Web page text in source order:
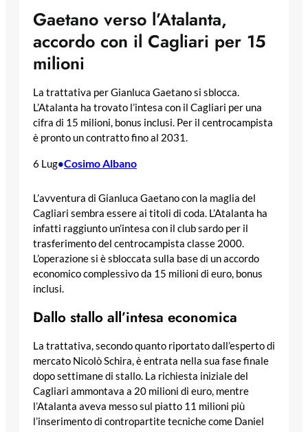
Gaetano verso l’Atalanta,
accordo con il Cagliari per 15
milioni
La trattativa per Gianluca Gaetano si sblocca.
L’Atalanta ha trovato l’intesa con il Cagliari per una
cifra di 15 milioni, bonus inclusi. Per il centrocampista
è pronto un contratto fino al 2031.
6 Lug•Cosimo Albano
L’avventura di Gianluca Gaetano con la maglia del
Cagliari sembra essere ai titoli di coda. L’Atalanta ha
infatti raggiunto un’intesa con il club sardo per il
trasferimento del centrocampista classe 2000.
L’operazione si è sbloccata sulla base di un accordo
economico complessivo da 15 milioni di euro, bonus
inclusi.
Dallo stallo all’intesa economica
La trattativa, secondo quanto riportato dall’esperto di
mercato Nicolò Schira, è entrata nella sua fase finale
dopo settimane di stallo. La richiesta iniziale del
Cagliari ammontava a 20 milioni di euro, mentre
l’Atalanta aveva messo sul piatto 11 milioni più
l’inserimento di contropartite tecniche come Daniel